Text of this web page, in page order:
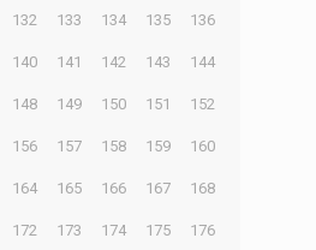
132 133 134 135 136
140 141 142 143 144
148 149 150 151 152
156 157 158 159 160
164 165 166 167 168
172 173 174 175 176